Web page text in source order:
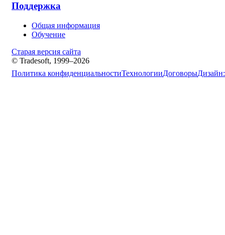
Поддержка
Общая информация
Обучение
Старая версия сайта
© Tradesoft, 1999–2026
Политика конфиденциальностиТехнологииДоговорыДизайн: